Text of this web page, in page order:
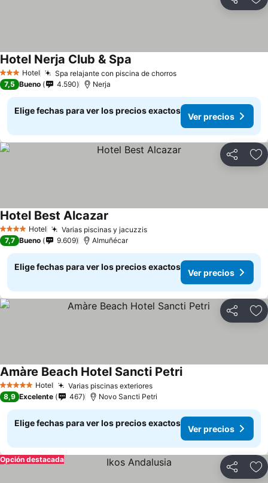
Compartir
3 Estrellas
Hotel Spa relajante con piscina de chorrosVer precios
Hotel Nerja Club & Spa
7,5 Bueno 4.590 Nerja
Elige fechas para ver los precios exactos
Ver precios
Compartir
4 EstrellasHotel Varias piscinas y jacuzzisVer precios
Hotel Best Alcazar
7,7 Bueno 9.609 Almuñécar
Elige fechas para ver los precios exactos
Ver precios
Compartir
5 Estrellas Hotel Varias piscinas exterioresVer precios
Amàre Beach Hotel Sancti PetriVer precios
8,9 Excelente 467 Novo Sancti Petri
Elige fechas para ver los precios exactos
Ver precios
Compartir
Opción destacada